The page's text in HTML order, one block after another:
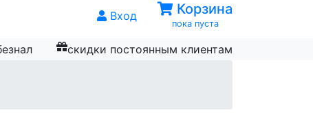
Вход Корзина
пока пуста
скидки постоянным клиентам